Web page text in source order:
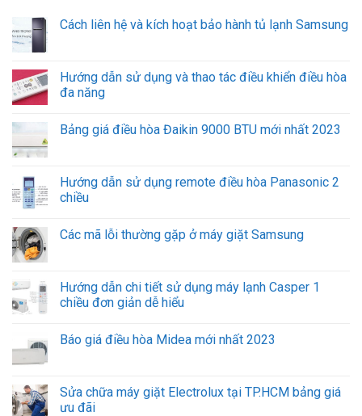
Cách liên hệ và kích hoạt bảo hành tủ lạnh Samsung
Hướng dẫn sử dụng và thao tác điều khiển điều hòa
đa năng
Bảng giá điều hòa Đaikin 9000 BTU mới nhất 2023
Hướng dẫn sử dụng remote điều hòa Panasonic 2
chiều
Các mã lỗi thường gặp ở máy giặt Samsung
Hướng dẫn chi tiết sử dụng máy lạnh Casper 1
chiều đơn giản dễ hiểu
Báo giá điều hòa Midea mới nhất 2023
Sửa chữa máy giặt Electrolux tại TP.HCM bảng giá
ưu đãi